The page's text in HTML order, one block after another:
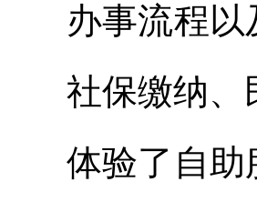
办事流程
社保缴纳、
体验了自助